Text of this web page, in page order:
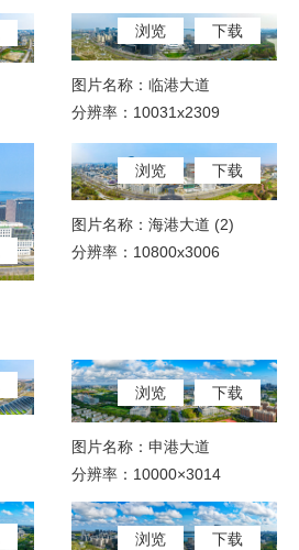
浏览 下载
图片名称：临港大道
分辨率：10031x2309
浏览 下载
图片名称：海港大道 (2)
分辨率：10800x3006
浏览 下载
图片名称：申港大道
分辨率：10000×3014
浏览 下载